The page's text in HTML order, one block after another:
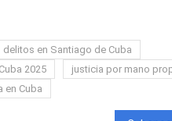
delitos en Santiago de Cuba
2025
justicia por mano
en Cuba